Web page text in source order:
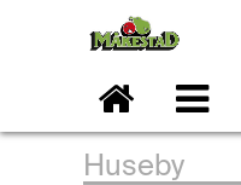
Huseby